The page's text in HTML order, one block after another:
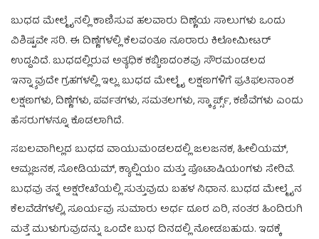
ಬುಧದ ಮೇಲ್ಮೈನಲ್ಲಿ ಕಾಣಿಸುವ ಹಲವಾರು ದಿಣ್ಣೆಯ ಸಾಲುಗಳು ಒಂದು
ವಿಶಿಷ್ಟವೇ ಸರಿ. ಈ ದಿಣ್ಣೆಗಳಲ್ಲಿ ಕೆಲವಂತೂ ನೂರಾರು ಕಿಲೋಮೀಟರ್
ಉದ್ದವಿದೆ. ಬುಧದಲ್ಲಿರುವ ಅತ್ಯಧಿಕ ಕಬ್ಬಿಣದಂಶವು ಸೌರಮಂಡಲದ
ಇನ್ನ್ಯಾವುದೇ ಗ್ರಹಗಳಲ್ಲಿ ಇಲ್ಲ. ಬುಧದ ಮೇಲ್ಮೈ ಲಕ್ಷಣಗಳಿಗೆ ಪ್ರತಿಫಲನಾಂಶ
ಲಕ್ಷಣಗಳು, ದಿಣ್ಣೆಗಳು, ಪರ್ವತಗಳು, ಸಮತಲಗಳು, ಸ್ಕ್ಯಾರ್ಪ್ಸ್, ಕಣಿವೆಗಳು ಎಂದು
ಹೆಸರುಗಳನ್ನೂ ಕೊಡಲಾಗಿದೆ.
ಸಬಲವಾಗಿಲ್ಲದ ಬುಧದ ವಾಯುಮಂಡಲದಲ್ಲಿ ಜಲಜನಕ, ಹೀಲಿಯಮ್,
ಆಮ್ಲಜನಕ, ಸೋಡಿಯಮ್, ಕ್ಯಾಲ್ಷಿಯಂ ಮತ್ತು ಪೊಟಾಷಿಯಂಗಳು ಸೇರಿವೆ.
ಬುಧವು ತನ್ನ ಅಕ್ಷರೇಖೆಯಲ್ಲಿ ಸುತ್ತುವುದು ಬಹಳ ನಿಧಾನ. ಬುಧದ ಮೇಲ್ಮೈನ
ಕೆಲವೆಡೆಗಳಲ್ಲಿ, ಸೂರ್ಯವು ಸುಮಾರು ಅರ್ಧ ದೂರ ಏರಿ, ನಂತರ ಹಿಂದಿರುಗಿ
ಮತ್ತೆ ಮುಳುಗುವುದನ್ನು ಒಂದೇ ಬುಧ ದಿನದಲ್ಲಿ ನೋಡಬಹುದು. ಇದಕ್ಕೆ